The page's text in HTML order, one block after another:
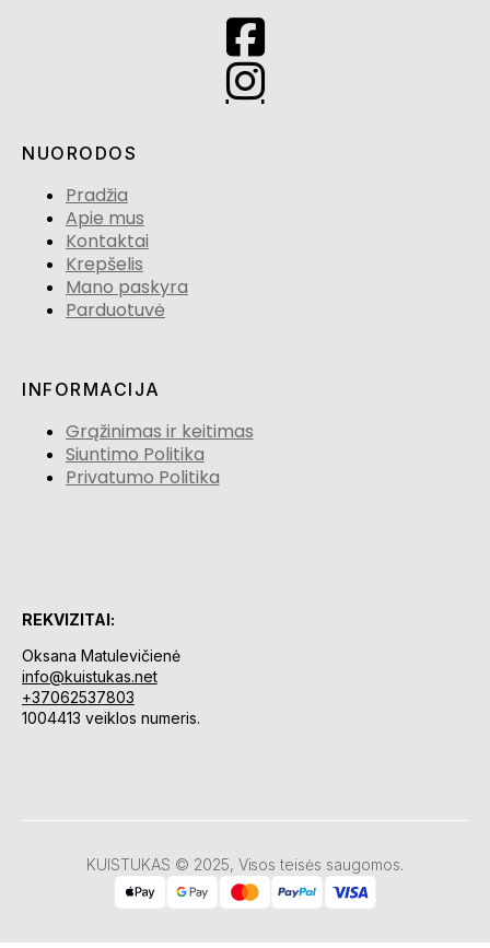
NUORODOS
Pradžia
Apie mus
Kontaktai
Krepšelis
Mano paskyra
Parduotuvė
INFORMACIJA
Grąžinimas ir keitimas
Siuntimo Politika
Privatumo Politika
REKVIZITAI:
Oksana Matulevičienė
info@kuistukas.net
+37062537803
1004413 veiklos numeris.
KUISTUKAS © 2025, Visos teisės saugomos.